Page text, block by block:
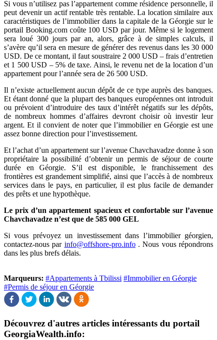
Si vous n’utilisez pas l’appartement comme résidence personnelle, il
peut devenir un actif rentable très rentable. La location similaire aux
caractéristiques de l’immobilier dans la capitale de la Géorgie sur le
portail Booking.com coûte 100 USD par jour. Même si le logement
sera loué 300 jours par an, alors, grâce à de simples calculs, il
s’avère qu’il sera en mesure de générer des revenus dans les 30 000
USD. De ce montant, il faut soustraire 2 000 USD – frais d’entretien
et 1 500 USD – 5% de taxe. Ainsi, le revenu net de la location d’un
appartement pour l’année sera de 26 500 USD.
Il n’existe actuellement aucun dépôt de ce type auprès des banques.
Et étant donné que la plupart des banques européennes ont introduit
ou prévoient d’introduire des taux d’intérêt négatifs sur les dépôts,
de nombreux hommes d’affaires devront choisir où investir leur
argent. Et il convient de noter que l’immobilier en Géorgie est une
assez bonne direction pour l’investissement.
Et l’achat d’un appartement sur l’avenue Chavchavadze donne à son
propriétaire la possibilité d’obtenir un permis de séjour de courte
durée en Géorgie. S’il est disponible, le franchissement des
frontières est grandement simplifié, ainsi que l’accès à de nombreux
services dans le pays, en particulier, il est plus facile de demander
des prêts et une hypothèque.
Le prix d’un appartement spacieux et confortable sur l’avenue
Chavchavadze n’est que de 585 000 GEL
Si vous prévoyez un investissement dans l’immobilier géorgien,
contactez-nous par info@offshore-pro.info. Nous vous répondrons
dans les plus brefs délais.
Marqueurs: #Appartements à Tbilissi #Immobilier en Géorgie
#Permis de séjour en Géorgie
Découvrez d'autres articles intéressants du portail
GeorgiaWealth.info: